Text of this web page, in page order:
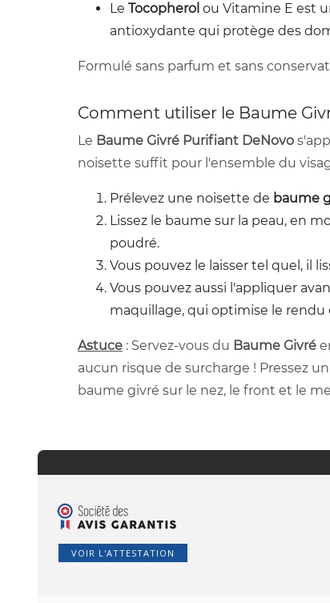
Le Tocopherol ou Vitamine E est
antioxydante qui protège des
Formulé sans parfum et sans
Comment utiliser le Baume
Le Baume Givré Purifiant DeNovo
noisette suffit pour l'ensemble du
Prélevez une noisette de baume
Lissez le baume sur la peau, en
poudré.
Vous pouvez le laisser tel quel, il
Vous pouvez aussi l'appliquer
maquillage, qui optimise le
Astuce : Servez-vous du Baume Givré
aucun risque de surcharge ! Pressez
baume givré sur le nez, le front et le
VOIR L'ATTESTATION